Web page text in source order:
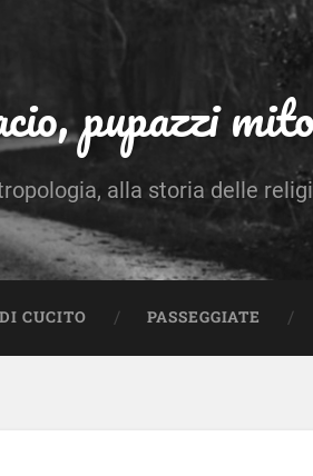
pupazzi
alla storia delle
CUCITO PASSEGGIATE